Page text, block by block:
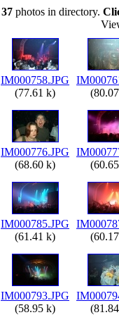
37photos in directory.
IM000758.JPG
(77.61 k)
IM000776.JPG
(68.60 k)
IM000785.JPG
(61.41 k)
IM000793.JPG
(58.95 k)